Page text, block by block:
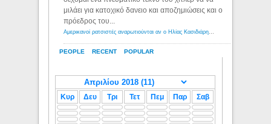
PEOPLE RECENT POPULAR
μιλάει για κατοχικό δανειο και αποζημιώσεις και ο
πρόεδρος του...
Αμερικανοί ρατσιστές αναρωτιούνται αν ο Ηλίας Κασιδιάρης ανήκει στη λευκή φυλή... - Λόγιος Ερμής
Κυρ Δευ Τρι Τετ Πεμ Παρ Σαβ